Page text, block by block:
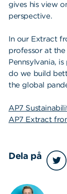
gives his view
perspective.
In our Extract
professor at
Pennsylvania,
do we build
the global
AP7
AP7 Extract
Dela på